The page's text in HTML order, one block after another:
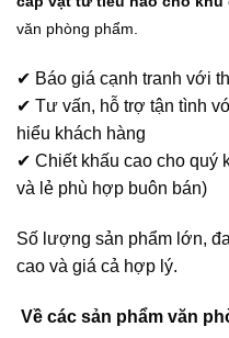
văn phòng phẩm.
✔ Báo giá cạnh tranh với
✔ Tư vấn, hỗ trợ tận tình
hiểu khách hàng
✔ Chiết khấu cao cho quý
và lẻ phù hợp buôn bán)
Số lượng sản phẩm lớn,
cao và giá cả hợp lý.
Về các sản phẩm văn